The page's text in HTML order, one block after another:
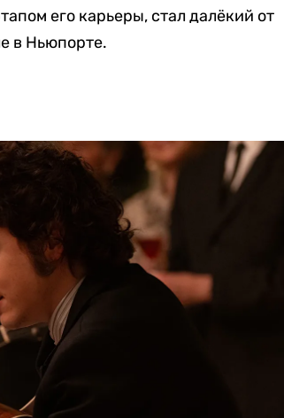
его карьеры, стал далёкий от
в Ньюпорте.